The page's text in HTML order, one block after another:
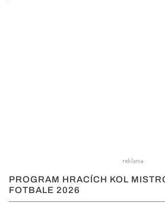
PROGRAM HRACÍCH KOL
FOTBALE 2026